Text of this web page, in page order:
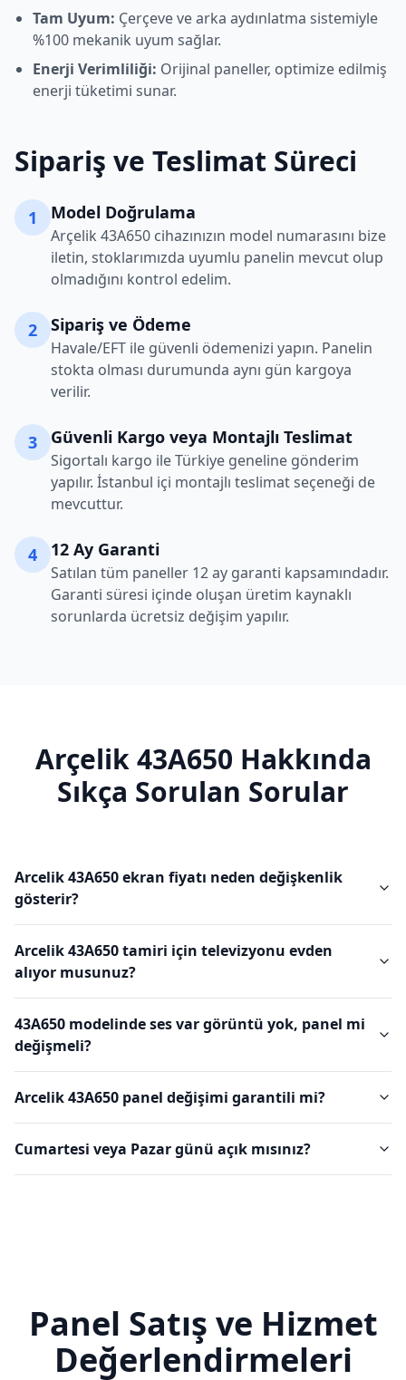
Tam Uyum: Çerçeve ve arka aydınlatma sistemiyle
%100 mekanik uyum sağlar.
Enerji Verimliliği: Orijinal paneller, optimize edilmiş
enerji tüketimi sunar.
Sipariş ve Teslimat Süreci
1 Model Doğrulama
Arçelik 43A650 cihazınızın model numarasını bize
iletin, stoklarımızda uyumlu panelin mevcut olup
olmadığını kontrol edelim.
2 Sipariş ve Ödeme
Havale/EFT ile güvenli ödemenizi yapın. Panelin
stokta olması durumunda aynı gün kargoya
verilir.
3 Güvenli Kargo veya Montajlı Teslimat
Sigortalı kargo ile Türkiye geneline gönderim
yapılır. İstanbul içi montajlı teslimat seçeneği de
mevcuttur.
4 12 Ay Garanti
Satılan tüm paneller 12 ay garanti kapsamındadır.
Garanti süresi içinde oluşan üretim kaynaklı
sorunlarda ücretsiz değişim yapılır.
Arçelik 43A650 Hakkında
Sıkça Sorulan Sorular
Arcelik 43A650 ekran fiyatı neden değişkenlik
gösterir?
Arcelik 43A650 tamiri için televizyonu evden
alıyor musunuz?
43A650 modelinde ses var görüntü yok, panel mi
değişmeli?
Arcelik 43A650 panel değişimi garantili mi?
Cumartesi veya Pazar günü açık mısınız?
Panel Satış ve Hizmet
Değerlendirmeleri